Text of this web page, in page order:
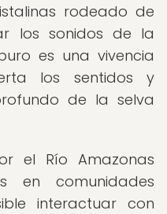
rodeado de
los sonidos de la
es una vivencia
los sentidos y
de la selva
el Río Amazonas
en comunidades
interactuar con